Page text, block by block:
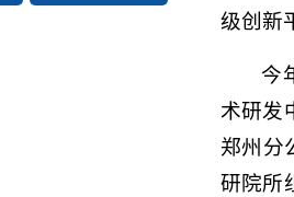
级创新
今
术研发
郑州分
研院所